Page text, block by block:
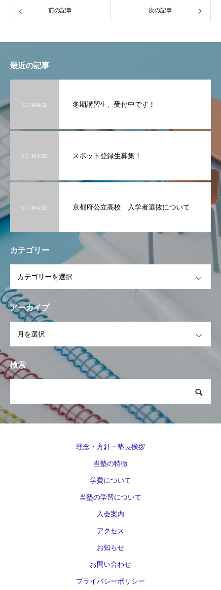
前の記事 次の記事
最近の記事
冬期講習生、受付中です！
スポット登録生募集！
京都府公立高校 入学者選抜について
カテゴリー
アーカイブ
検索
理念・方針・塾長挨拶
当塾の特徴
学費について
当塾の学習について
入会案内
アクセス
お知らせ
お問い合わせ
プライバシーポリシー